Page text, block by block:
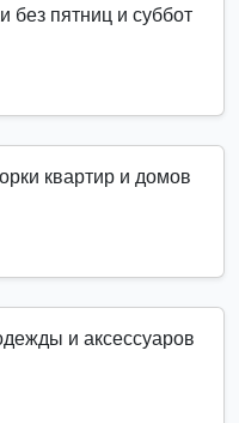
пятниц и суббот
квартир и домов
и аксессуаров